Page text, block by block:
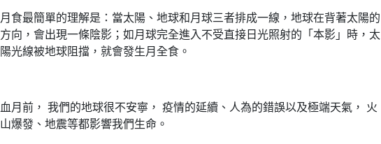
月食最簡單的理解是：當太陽、地球和月球三者排成一線，地球在背著太陽的
方向，會出現一條陰影；如月球完全進入不受直接日光照射的「本影」時，太
陽光線被地球阻擋，就會發生月全食。
血月前， 我們的地球很不安寧， 疫情的延續、人為的錯誤以及極端天氣， 火
山爆發、地震等都影響我們生命。